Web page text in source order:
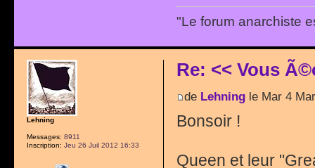
"Le forum anarchiste
Re: << Vous
de Lehningle Mar 4
Bonsoir !
Queen et leur
Lehning
Messages: 8911
Inscription: Jeu 26 Juil 2012 16:33